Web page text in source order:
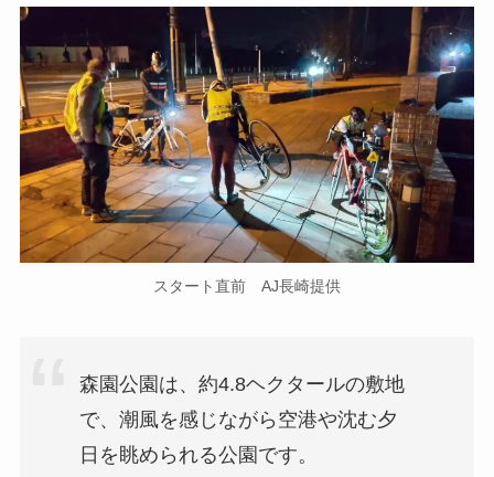
スタート直前 AJ長崎提供
森園公園は、約4.8ヘクタールの敷地
で、潮風を感じながら空港や沈む夕
日を眺められる公園です。